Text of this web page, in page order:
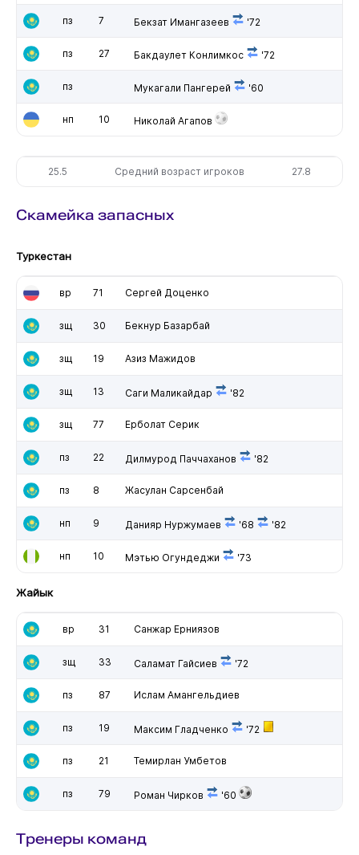
пз 7 Бекзат Имангазеев '72
пз 27 Бакдаулет Конлимкос '72
пз Мукагали Пангерей '60
нп 10 Николай Агапов
25.5 Средний возраст игроков 27.8
Скамейка запасных
Туркестан
вр 71 Сергей Доценко
зщ 30 Бекнур Базарбай
зщ 19 Азиз Мажидов
зщ 13 Саги Маликайдар '82
зщ 77 Ерболат Серик
пз 22 Дилмурод Паччаханов '82
пз 8 Жасулан Сарсенбай
нп 9 Данияр Нуржумаев '68 '82
нп 10 Мэтью Огундеджи '73
Жайык
вр 31 Санжар Ерниязов
зщ 33 Саламат Гайсиев '72
пз 87 Ислам Амангельдиев
пз 19 Максим Гладченко '72
пз 21 Темирлан Умбетов
пз 79 Роман Чирков '60
Тренеры команд